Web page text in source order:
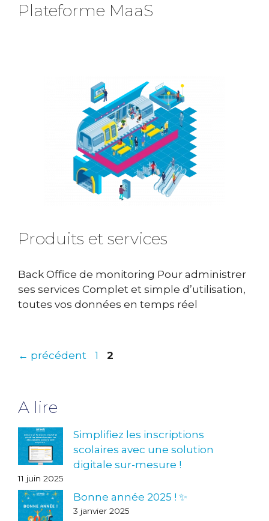
Plateforme MaaS
Produits et services
Back Office de monitoring Pour administrer
ses services Complet et simple d’utilisation,
toutes vos données en temps réel
← précédent Page
1 Page
2
A lire
Simplifiez les inscriptions
scolaires avec une solution
digitale sur-mesure !
11 juin 2025
Bonne année 2025 ! ✨
3 janvier 2025